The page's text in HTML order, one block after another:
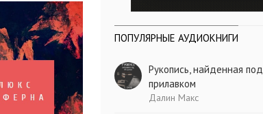
ПОПУЛЯРНЫЕ АУДИОКНИГИ
Рукопись, найденная под
прилавком
Далин Макс